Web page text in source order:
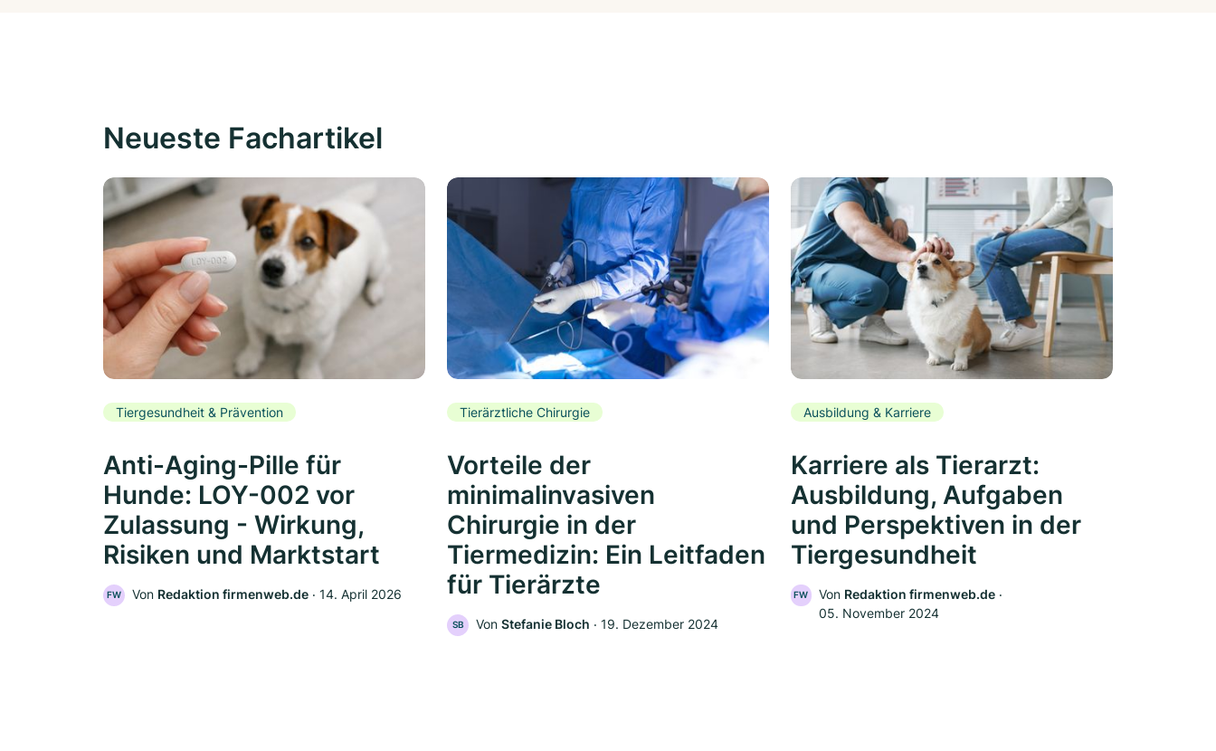
Neueste Fachartikel
Tiergesundheit & Prävention
Anti-Aging-Pille für
Hunde: LOY-002 vor
Zulassung - Wirkung,
Risiken und Marktstart
FW Von Redaktion firmenweb.de ‧ 14. April 2026
Tierärztliche Chirurgie
Vorteile der
minimalinvasiven
Chirurgie in der
Tiermedizin: Ein Leitfaden
für Tierärzte
SB Von Stefanie Bloch ‧ 19. Dezember 2024
Ausbildung & Karriere
Karriere als Tierarzt:
Ausbildung, Aufgaben
und Perspektiven in der
Tiergesundheit
FW Von Redaktion firmenweb.de‧
05. November 2024